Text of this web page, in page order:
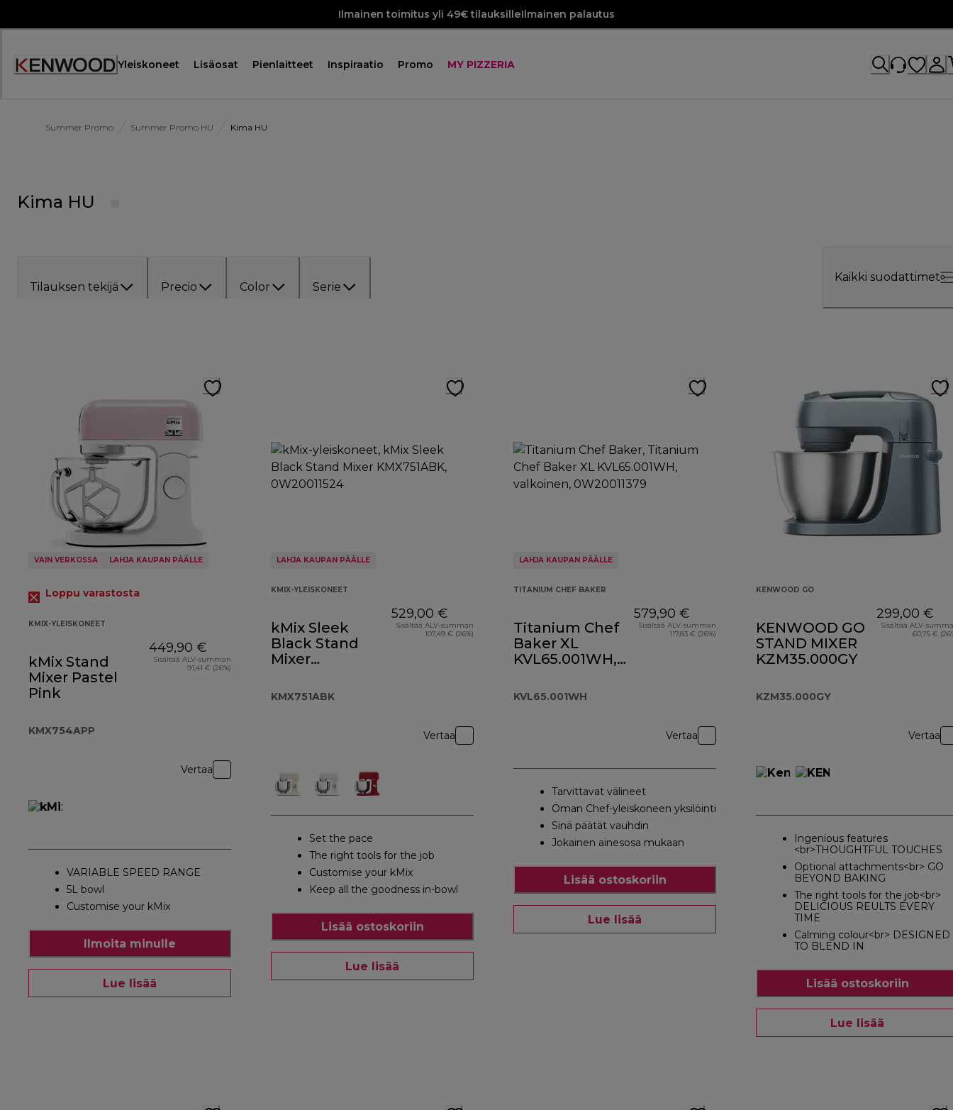
Ilmainen toimitus yli 49€ tilauksilleIlmainen palautus
Yleiskoneet Lisäosat Pienlaitteet Inspiraatio Promo MY PIZZERIA
Summer Promo Summer Promo HU Kima HU
Kima HU
Tilauksen tekijä Precio Color Serie
Kaikki suodattimet
VAIN VERKOSSA LAHJA KAUPAN PÄÄLLE
Loppu varastosta
KMIX-YLEISKONEET
kMix Stand
Mixer Pastel
Pink
KMX754APP
449,90 €
Sisältää ALV-summan
91,41 € (26%)
Vertaa
VARIABLE SPEED RANGE
5L bowl
Customise your kMix
Ilmoita minulle
Lue lisää
LAHJA KAUPAN PÄÄLLE
KMIX-YLEISKONEET
kMix Sleek
Black Stand
Mixer
KMX751ABK
529,00 €
Sisältää ALV-summan
107,49 € (26%)
Vertaa
Set the pace
The right tools for the job
Customise your kMix
Keep all the goodness in-bowl
Lisää ostoskoriin
Lue lisää
LAHJA KAUPAN PÄÄLLE
TITANIUM CHEF BAKER
Titanium Chef
Baker XL
KVL65.001WH,
KVL65.001WH
579,90 €
Sisältää ALV-summan
117,83 € (26%)
Vertaa
Tarvittavat välineet
Oman Chef-yleiskoneen yksilöinti
Sinä päätät vauhdin
Jokainen ainesosa mukaan
Lisää ostoskoriin
Lue lisää
KENWOOD GO
KENWOOD GO
STAND MIXER
KZM35.000GY
KZM35.000GY
299,00 €
Sisältää ALV-
60,75 €
Vertaa
Ingenious features
<br>THOUGHTFUL TOUCHES
Optional attachments<br> GO
BEYOND BAKING
The right tools for the job<br>
DELICIOUS REULTS EVERY
TIME
Calming colour<br> DESIGNED
TO BLEND IN
Lisää ostoskoriin
Lue lisää